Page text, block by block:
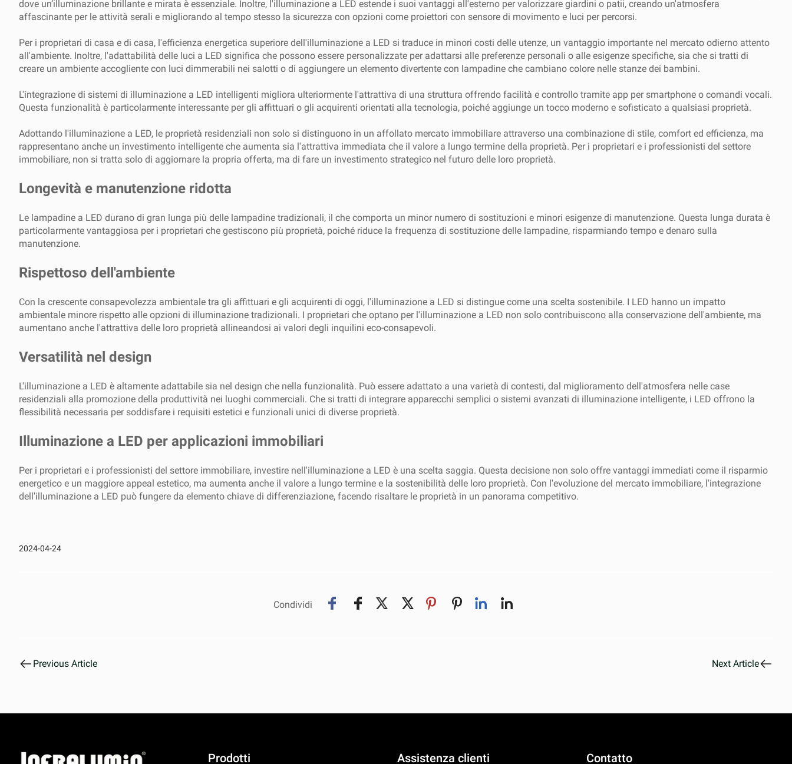
dove un’illuminazione brillante e mirata è essenziale. Inoltre, l'illuminazione a LED estende i suoi vantaggi all'esterno per valorizzare giardini o patii, creando un'atmosfera
affascinante per le attività serali e migliorando al tempo stesso la sicurezza con opzioni come proiettori con sensore di movimento e luci per percorsi.
Per i proprietari di casa e di casa, l'efficienza energetica superiore dell'illuminazione a LED si traduce in minori costi delle utenze, un vantaggio importante nel mercato odierno attento
all'ambiente. Inoltre, l'adattabilità delle luci a LED significa che possono essere personalizzate per adattarsi alle preferenze personali o alle esigenze specifiche, sia che si tratti di
creare un ambiente accogliente con luci dimmerabili nei salotti o di aggiungere un elemento divertente con lampadine che cambiano colore nelle stanze dei bambini.
L'integrazione di sistemi di illuminazione a LED intelligenti migliora ulteriormente l'attrattiva di una struttura offrendo facilità e controllo tramite app per smartphone o comandi vocali.
Questa funzionalità è particolarmente interessante per gli affittuari o gli acquirenti orientati alla tecnologia, poiché aggiunge un tocco moderno e sofisticato a qualsiasi proprietà.
Adottando l'illuminazione a LED, le proprietà residenziali non solo si distinguono in un affollato mercato immobiliare attraverso una combinazione di stile, comfort ed efficienza, ma
rappresentano anche un investimento intelligente che aumenta sia l'attrattiva immediata che il valore a lungo termine della proprietà. Per i proprietari e i professionisti del settore
immobiliare, non si tratta solo di aggiornare la propria offerta, ma di fare un investimento strategico nel futuro delle loro proprietà.
Longevità e manutenzione ridotta
Le lampadine a LED durano di gran lunga più delle lampadine tradizionali, il che comporta un minor numero di sostituzioni e minori esigenze di manutenzione. Questa lunga durata è
particolarmente vantaggiosa per i proprietari che gestiscono più proprietà, poiché riduce la frequenza di sostituzione delle lampadine, risparmiando tempo e denaro sulla
manutenzione.
Rispettoso dell'ambiente
Con la crescente consapevolezza ambientale tra gli affittuari e gli acquirenti di oggi, l'illuminazione a LED si distingue come una scelta sostenibile. I LED hanno un impatto
ambientale minore rispetto alle opzioni di illuminazione tradizionali. I proprietari che optano per l'illuminazione a LED non solo contribuiscono alla conservazione dell'ambiente, ma
aumentano anche l'attrattiva delle loro proprietà allineandosi ai valori degli inquilini eco-consapevoli.
Versatilità nel design
L'illuminazione a LED è altamente adattabile sia nel design che nella funzionalità. Può essere adattato a una varietà di contesti, dal miglioramento dell'atmosfera nelle case
residenziali alla promozione della produttività nei luoghi commerciali. Che si tratti di integrare apparecchi semplici o sistemi avanzati di illuminazione intelligente, i LED offrono la
flessibilità necessaria per soddisfare i requisiti estetici e funzionali unici di diverse proprietà.
Illuminazione a LED per applicazioni immobiliari
Per i proprietari e i professionisti del settore immobiliare, investire nell'illuminazione a LED è una scelta saggia. Questa decisione non solo offre vantaggi immediati come il risparmio
energetico e un maggiore appeal estetico, ma aumenta anche il valore a lungo termine e la sostenibilità delle loro proprietà. Con l'evoluzione del mercato immobiliare, l'integrazione
dell'illuminazione a LED può fungere da elemento chiave di differenziazione, facendo risaltare le proprietà in un panorama competitivo.
2024-04-24
Condividi
Previous Article Next Article
Prodotti Assistenza clienti Contatto